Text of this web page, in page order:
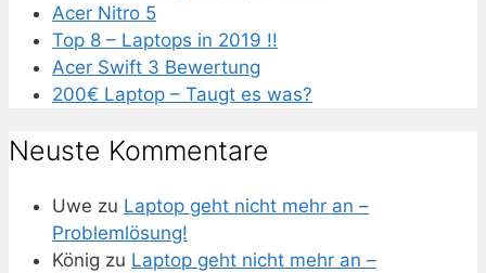
Acer Nitro 5
Top 8 – Laptops in 2019 !!
Acer Swift 3 Bewertung
200€ Laptop – Taugt es was?
Neuste Kommentare
Uwe zu Laptop geht nicht mehr an –
Problemlösung!
König zu Laptop geht nicht mehr an –